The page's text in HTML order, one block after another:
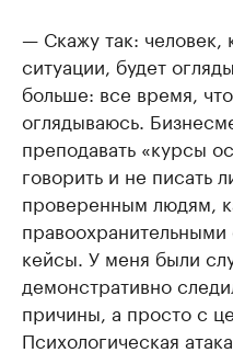
— Скажу так: человек,
ситуации, будет
больше: все время,
оглядываюсь.
преподавать «курсы
говорить и не писать
проверенным людям,
кейсы. У меня были
демонстративно
причины, а просто с
Психологическая